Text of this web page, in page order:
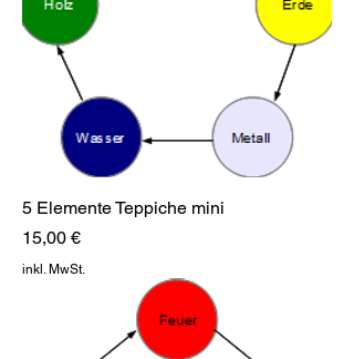
5 Elemente Teppiche mini
Preis
15,00 €
inkl. MwSt.